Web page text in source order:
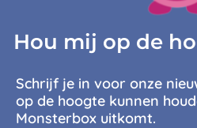
Hou mij op de
Schrijf je in voor onze
op de hoogte kunnen
Monsterbox uitkomt.